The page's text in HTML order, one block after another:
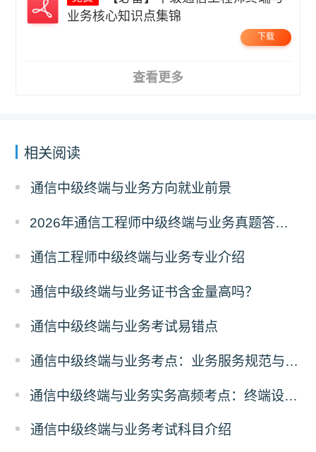
业务核心知识点集锦
下载
查看更多
相关阅读
通信中级终端与业务方向就业前景
2026年通信工程师中级终端与业务真题答案解析（考后更新）
通信工程师中级终端与业务专业介绍
通信中级终端与业务证书含金量高吗？
通信中级终端与业务考试易错点
通信中级终端与业务考点：业务服务规范与合规
通信中级终端与业务实务高频考点：终端设备故障排查解析
通信中级终端与业务考试科目介绍